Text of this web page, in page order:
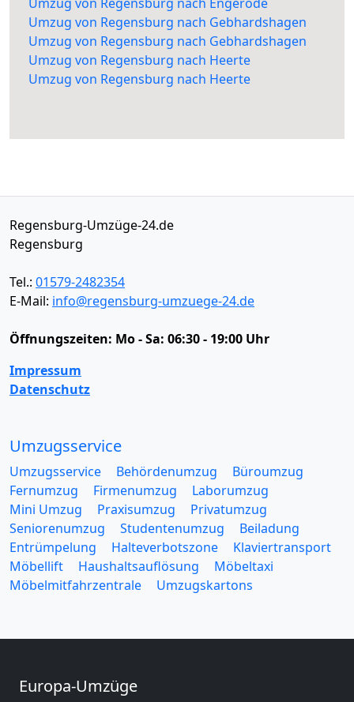
Umzug von Regensburg nach Gebhardshagen
Umzug von Regensburg nach Gebhardshagen
Umzug von Regensburg nach Heerte
Umzug von Regensburg nach Heerte
Regensburg-Umzüge-24.de
Regensburg
Tel.: 01579-2482354
E-Mail: info@regensburg-umzuege-24.de
Öffnungszeiten: Mo - Sa: 06:30 - 19:00 Uhr
Impressum
Datenschutz
Umzugsservice
Umzugsservice Behördenumzug
Büroumzug
Fernumzug
Firmenumzug
Laborumzug
Mini Umzug
Praxisumzug
Privatumzug
Seniorenumzug
Studentenumzug
Beiladung
Entrümpelung
Halteverbotszone
Klaviertransport
Möbellift
Haushaltsauflösung
Möbeltaxi
Möbelmitfahrzentrale
Umzugskartons
Europa-Umzüge